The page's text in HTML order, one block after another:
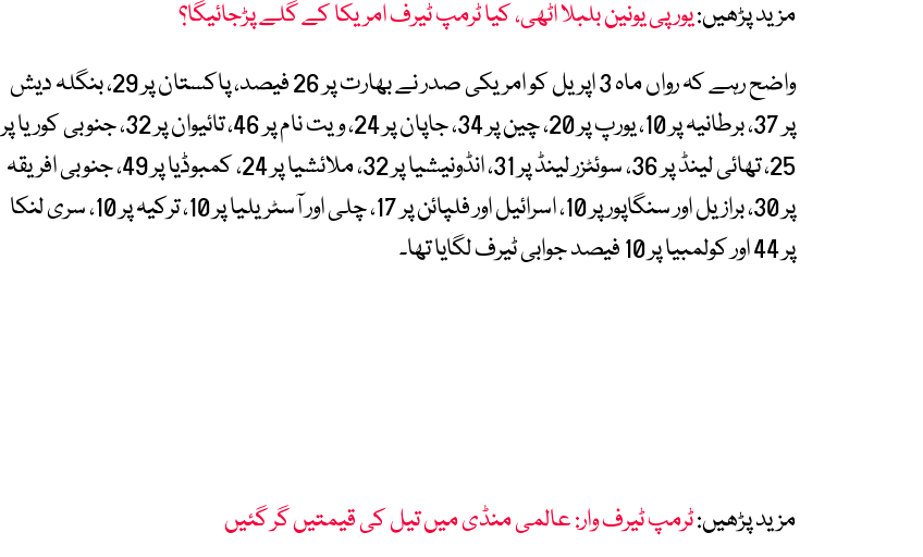
مزید پڑھیں:یورپی یونین بلبلا اٹھی، کیا ٹرمپ ٹیرف امریکا کے گلے پڑجائیگا؟
واضح رہے کہ رواں ماہ 3 اپریل کو امریکی صدر نے بھارت پر 26 فیصد، پاکستان پر 29، بنگلہ دیش
پر 37، برطانیہ پر 10، یورپ پر 20، چین پر 34، جاپان پر 24، ویت نام پر 46، تائیوان پر 32، جنوبی کوریا پر
25، تھائی لینڈ پر 36، سوئٹزر لینڈ پر 31، انڈونیشیا پر 32، ملائشیا پر 24، کمبوڈیا پر 49، جنوبی افریقہ
پر 30، برازیل اور سنگاپور پر 10، اسرائیل اور فلپائن پر 17، چلی اور آسٹریلیا پر 10، ترکیہ پر 10، سری لنکا
پر 44 اور کولمبیا پر 10 فیصد جوابی ٹیرف لگایا تھا۔
مزید پڑھیں:ٹرمپ ٹیرف وار: عالمی منڈی میں تیل کی قیمتیں گر گئیں